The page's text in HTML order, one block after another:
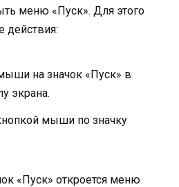
меню «Пуск». Для этого
действия:
на значок «Пуск» в
экрана.
мыши по значку
«Пуск» откроется меню